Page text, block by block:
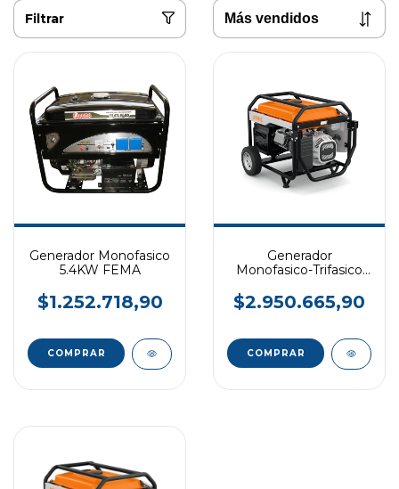
Filtrar
Generador Monofasico
5.4KW FEMA
$1.252.718,90
Generador
Monofasico-Trifasico
$2.950.665,90